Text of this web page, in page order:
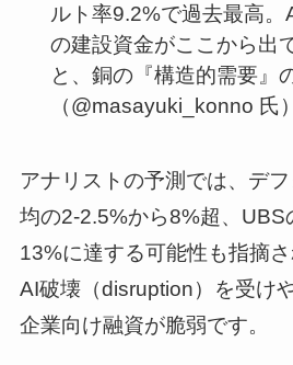
ルト率9.2%で過去最高。
の建設資金がここから出
と、銅の『構造的需要』
（@masayuki_konno 氏）
アナリストの予測では、デ
均の2-2.5%から8%超、UBS
13%に達する可能性も指摘
AI破壊（disruption）を受け
企業向け融資が脆弱です。